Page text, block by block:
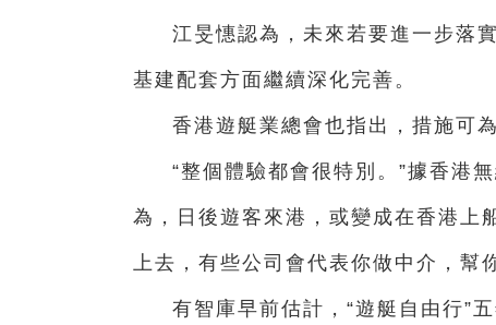
江旻憓認為，未來若要進一步落
基建配套方面繼續深化完善。
香港遊艇業總會也指出，措施可
“整個體驗都會很特別。”據香港
為，日後遊客來港，或變成在香港上
上去，有些公司會代表你做中介，幫
有智庫早前估計，“遊艇自由行”